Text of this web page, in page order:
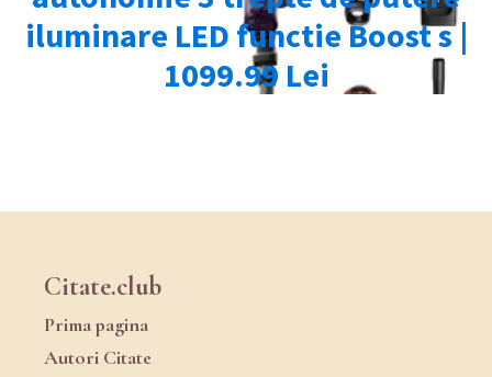
Citate.club
Prima pagina
Autori Citate